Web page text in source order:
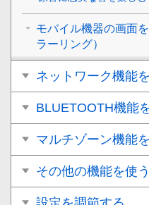
モバイル機器の画面
ラーリング）
ネットワーク機能
BLUETOOTH機能
マルチゾーン機能
その他の機能を使う